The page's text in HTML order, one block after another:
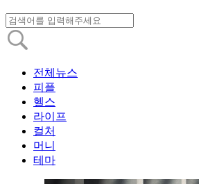
전체뉴스
피플
헬스
라이프
컬처
머니
테마